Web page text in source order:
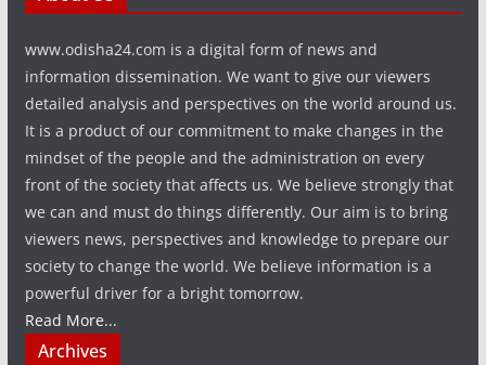
www.odisha24.com is a digital form of news and
information dissemination. We want to give our viewers
detailed analysis and perspectives on the world around us.
It is a product of our commitment to make changes in the
mindset of the people and the administration on every
front of the society that affects us. We believe strongly that
we can and must do things differently. Our aim is to bring
viewers news, perspectives and knowledge to prepare our
society to change the world. We believe information is a
powerful driver for a bright tomorrow.
Read More...
Archives